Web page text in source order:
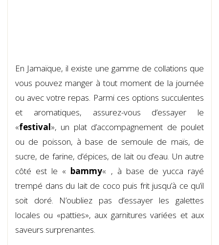
En Jamaïque, il existe une gamme de collations que
vous pouvez manger à tout moment de la journée
ou avec votre repas. Parmi ces options succulentes
et aromatiques, assurez-vous d’essayer le
«festival», un plat d’accompagnement de poulet
ou de poisson, à base de semoule de maïs, de
sucre, de farine, d’épices, de lait ou d’eau. Un autre
côté est le « bammy« , à base de yucca rayé
trempé dans du lait de coco puis frit jusqu’à ce qu’il
soit doré. N’oubliez pas d’essayer les galettes
locales ou «patties», aux garnitures variées et aux
saveurs surprenantes.